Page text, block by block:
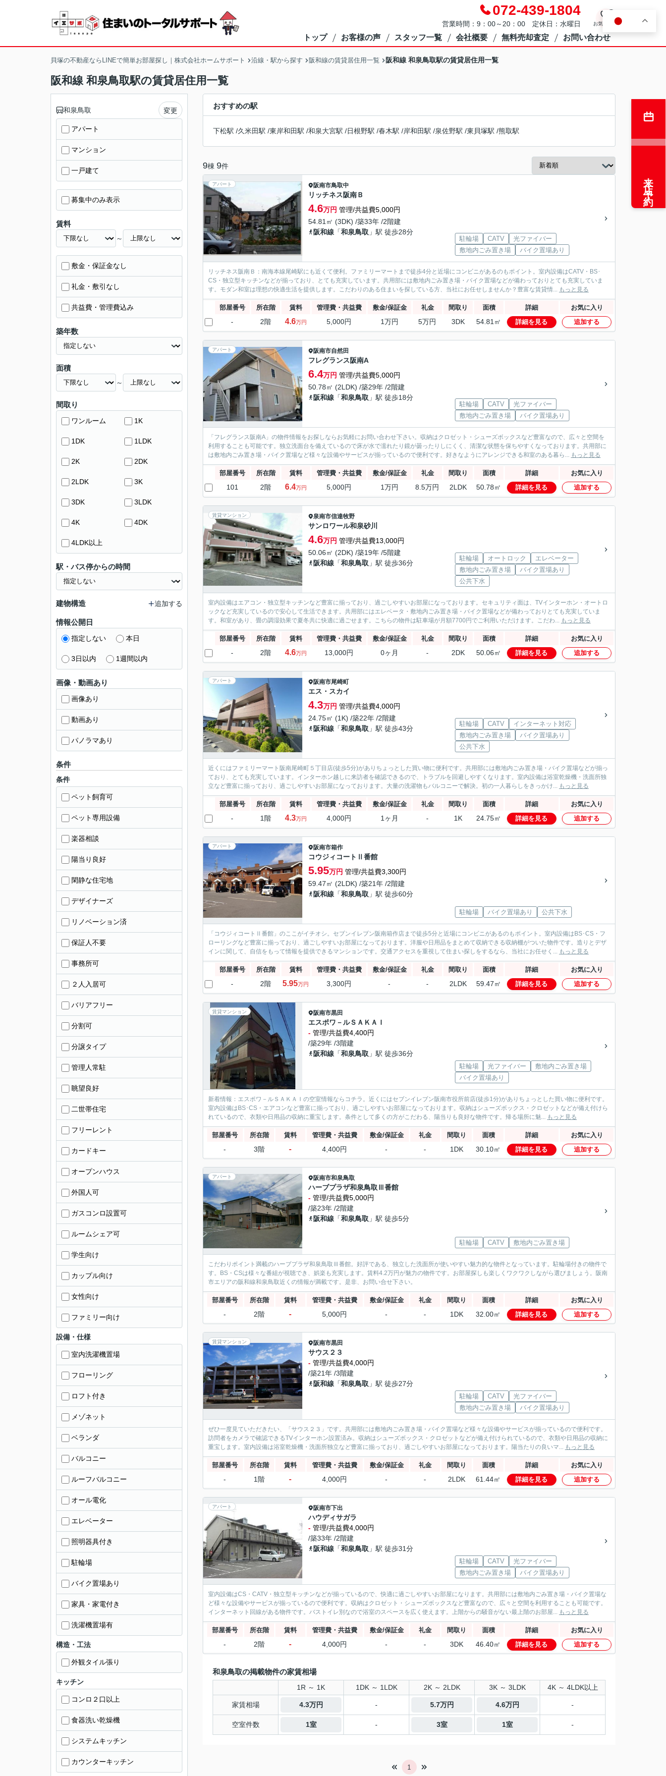
072-439-1804
営業時間：9：00～20：00 定休日：水曜日 お気に入り
トップ お客様の声 スタッフ一覧 会社概要 無料売却査定 お問い合わせ
貝塚の不動産ならLINEで簡単お部屋探し｜株式会社ホームサポート 沿線・駅から探す 阪和線の賃貸居住用一覧 阪和線 和泉鳥取駅の賃貸居住用一覧
阪和線 和泉鳥取駅の賃貸居住用一覧
おすすめの駅
下松駅 /久米田駅 /東岸和田駅 /和泉大宮駅 /日根野駅 /春木駅 /岸和田駅 /泉佐野駅 /東貝塚駅 /熊取駅
9棟 9件
アパート 阪南市鳥取中
リッチネス阪南Ｂ
4.6万円 管理/共益費5,000円
54.81㎡ (3DK) /築33年 /2階建
阪和線 「和泉鳥取 」駅 徒歩28分
駐輪場 CATV
光ファイバー
敷地内ごみ置き場
バイク置場あり
リッチネス阪南Ｂ：南海本線尾崎駅にも近くて便利。ファミリーマートまで徒歩4分と近場にコンビニがあるのもポイント。室内設備はCATV・BS･
CS・独立型キッチンなどが揃っており、とても充実しています。共用部には敷地内ごみ置き場・バイク置場などが備わっておりとても充実していま
す。モダン和室は理想の快適生活を提供します。こだわりのある住まいを探している方、当社にお任せしませんか？豊富な賃貸情... もっと見る
部屋番号 所在階 賃料 管理費・共益費 敷金/保証金 礼金 間取り 面積 詳細 お気に入り
- 2階 4.6万円 5,000円 1万円 5万円 3DK 54.81㎡ 詳細を見る 追加する
アパート 阪南市自然田
フレグランス阪南A
6.4万円 管理/共益費5,000円
50.78㎡ (2LDK) /築29年 /2階建
阪和線 「和泉鳥取 」駅 徒歩18分
駐輪場 CATV
光ファイバー
敷地内ごみ置き場
バイク置場あり
「フレグランス阪南A」の物件情報をお探しならお気軽にお問い合わせ下さい。収納はクロゼット・シューズボックスなど豊富なので、広々と空間を
利用することも可能です。独立洗面台を備えているので床が水で濡れたり鏡が曇ったりしにくく、清潔な状態を保ちやすくなっております。共用部に
は敷地内ごみ置き場・バイク置場など様々な設備やサービスが揃っているので便利です。好きなようにアレンジできる和室のある暮ら... もっと見る
部屋番号 所在階 賃料 管理費・共益費 敷金/保証金 礼金 間取り 面積 詳細 お気に入り
101 2階 6.4万円 5,000円 1万円 8.5万円 2LDK 50.78㎡ 詳細を見る 追加する
賃貸マンション 泉南市信達牧野
サンロワール和泉砂川
4.6万円 管理/共益費13,000円
50.06㎡ (2DK) /築19年 /5階建
阪和線 「和泉鳥取 」駅 徒歩36分
駐輪場 オートロック
エレベーター
敷地内ごみ置き場
バイク置場あり
公共下水
室内設備はエアコン・独立型キッチンなど豊富に揃っており、過ごしやすいお部屋になっております。セキュリティ面は、TVインターホン・オートロ
ックなど充実しているので安心して生活できます。共用部にはエレベータ・敷地内ごみ置き場・バイク置場などが備わっておりとても充実していま
す。和室があり、畳の調湿効果で夏冬共に快適に過ごせます。こちらの物件は駐車場が月額7700円でご利用いただけます。こだわ... もっと見る
部屋番号 所在階 賃料 管理費・共益費 敷金/保証金 礼金 間取り 面積 詳細 お気に入り
- 2階 4.6万円 13,000円 0ヶ月 - 2DK 50.06㎡ 詳細を見る 追加する
アパート 阪南市尾崎町
エス・スカイ
4.3万円 管理/共益費4,000円
24.75㎡ (1K) /築22年 /2階建
阪和線 「和泉鳥取 」駅 徒歩43分
駐輪場 CATV
インターネット対応
敷地内ごみ置き場
バイク置場あり
公共下水
近くにはファミリーマート阪南尾崎町５丁目店(徒歩5分)がありちょっとした買い物に便利です。共用部には敷地内ごみ置き場・バイク置場などが揃っ
ており、とても充実しています。インターホン越しに来訪者を確認できるので、トラブルを回避しやすくなります。室内設備は浴室乾燥機・洗面所独
立など豊富に揃っており、過ごしやすいお部屋になっております。大量の洗濯物もバルコニーで解決。初の一人暮らしをきっかけ... もっと見る
部屋番号 所在階 賃料 管理費・共益費 敷金/保証金 礼金 間取り 面積 詳細 お気に入り
- 1階 4.3万円 4,000円 1ヶ月 - 1K 24.75㎡ 詳細を見る 追加する
アパート 阪南市箱作
コウジィコートⅡ番館
5.95万円 管理/共益費3,300円
59.47㎡ (2LDK) /築21年 /2階建
阪和線 「和泉鳥取 」駅 徒歩60分
駐輪場 バイク置場あり 公共下水
「コウジィコートⅡ番館」のここがイチオシ。セブンイレブン阪南箱作店まで徒歩5分と近場にコンビニがあるのもポイント。室内設備はBS･CS・フ
ローリングなど豊富に揃っており、過ごしやすいお部屋になっております。洋服や日用品をまとめて収納できる収納棚がついた物件です。造りとデザ
インに関して、自信をもって情報を提供できるマンションです。交通アクセスを重視して住まい探しをするなら、当社にお任せく... もっと見る
部屋番号 所在階 賃料 管理費・共益費 敷金/保証金 礼金 間取り 面積 詳細 お気に入り
- 2階 5.95万円 3,300円 - - 2LDK 59.47㎡ 詳細を見る 追加する
賃貸マンション 阪南市黒田
エスポワ－ルＳＡＫＡＩ
- 管理/共益費4,400円
/築29年 /3階建
阪和線 「和泉鳥取 」駅 徒歩36分
駐輪場 光ファイバー
敷地内ごみ置き場
バイク置場あり
新着情報：エスポワ－ルＳＡＫＡＩの空室情報ならコチラ。近くにはセブンイレブン阪南市役所前店(徒歩1分)がありちょっとした買い物に便利です。
室内設備はBS･CS・エアコンなど豊富に揃っており、過ごしやすいお部屋になっております。収納はシューズボックス・クロゼットなどが備え付けら
れているので、衣類や日用品の収納に重宝します。条件として多くの方がこだわる、陽当りも良好な物件です。帰る場所に魅... もっと見る
部屋番号 所在階 賃料 管理費・共益費 敷金/保証金 礼金 間取り 面積 詳細 お気に入り
- 3階 - 4,400円 - - 1DK 30.10㎡ 詳細を見る 追加する
アパート 阪南市和泉鳥取
ハーブプラザ和泉鳥取Ⅲ番館
- 管理/共益費5,000円
/築23年 /2階建
阪和線 「和泉鳥取 」駅 徒歩5分
駐輪場 CATV 敷地内ごみ置き場
こだわりポイント満載のハーブプラザ和泉鳥取Ⅲ番館。好評である、独立した洗面所が使いやすい魅力的な物件となっています。駐輪場付きの物件で
す。BS・CSは様々な番組が視聴でき、娯楽も充実します。賃料4.2万円が魅力の物件です。お部屋探しも楽しくワクワクしながら選びましょう。阪南
市エリアの阪和線和泉鳥取近くの情報が満載です。是非、お問い合せ下さい。
部屋番号 所在階 賃料 管理費・共益費 敷金/保証金 礼金 間取り 面積 詳細 お気に入り
- 2階 - 5,000円 - - 1DK 32.00㎡ 詳細を見る 追加する
賃貸マンション 阪南市黒田
サウス２３
- 管理/共益費4,000円
/築21年 /3階建
阪和線 「和泉鳥取 」駅 徒歩27分
駐輪場 CATV
光ファイバー
敷地内ごみ置き場
バイク置場あり
ぜひ一度見ていただきたい、「サウス２３」です。共用部には敷地内ごみ置き場・バイク置場など様々な設備やサービスが揃っているので便利です。
訪問者をカメラで確認できるTVインターホン設置済み。収納はシューズボックス・クロゼットなどが備え付けられているので、衣類や日用品の収納に
重宝します。室内設備は浴室乾燥機・洗面所独立など豊富に揃っており、過ごしやすいお部屋になっております。陽当たりの良いマ... もっと見る
部屋番号 所在階 賃料 管理費・共益費 敷金/保証金 礼金 間取り 面積 詳細 お気に入り
- 1階 - 4,000円 - - 2LDK 61.44㎡ 詳細を見る 追加する
アパート 阪南市下出
ハウディサガラ
- 管理/共益費4,000円
/築33年 /2階建
阪和線 「和泉鳥取 」駅 徒歩31分
駐輪場 CATV
光ファイバー
敷地内ごみ置き場
バイク置場あり
室内設備はCS・CATV・独立型キッチンなどが揃っているので、快適に過ごしやすいお部屋になります。共用部には敷地内ごみ置き場・バイク置場な
ど様々な設備やサービスが揃っているので便利です。収納はクロゼット・シューズボックスなど豊富なので、広々と空間を利用することも可能です。
インターネット回線がある物件です。バストイレ別なので浴室のスペースを広く使えます。上階からの騒音がない最上階のお部屋... もっと見る
部屋番号 所在階 賃料 管理費・共益費 敷金/保証金 礼金 間取り 面積 詳細 お気に入り
- 2階 - 4,000円 - - 3DK 46.40㎡ 詳細を見る 追加する
和泉鳥取の掲載物件の家賃相場
1R ～ 1K 1DK ～ 1LDK 2K ～ 2LDK 3K ～ 3LDK 4K ～ 4LDK以上
家賃相場 4.3万円 - 5.7万円 4.6万円 -
空室件数 1室 - 3室 1室 -
1
和泉鳥取 変更
アパート
マンション
一戸建て
募集中のみ表示
賃料
～
敷金・保証金なし
礼金・敷引なし
共益費・管理費込み
築年数
面積
～
間取り
ワンルーム 1K
1DK 1LDK
2K 2DK
2LDK 3K
3DK 3LDK
4K 4DK
4LDK以上
駅・バス停からの時間
建物構造 追加する
情報公開日
指定しない 本日
3日以内 1週間以内
画像・動画あり
画像あり
動画あり
パノラマあり
条件
条件
ペット飼育可
ペット専用設備
楽器相談
陽当り良好
閑静な住宅地
デザイナーズ
リノベーション済
保証人不要
事務所可
２人入居可
バリアフリー
分割可
分譲タイプ
管理人常駐
眺望良好
二世帯住宅
フリーレント
カードキー
オープンハウス
外国人可
ガスコンロ設置可
ルームシェア可
学生向け
カップル向け
女性向け
ファミリー向け
設備・仕様
室内洗濯機置場
フローリング
ロフト付き
メゾネット
ベランダ
バルコニー
ルーフバルコニー
オール電化
エレベーター
照明器具付き
駐輪場
バイク置場あり
家具・家電付き
洗濯機置場有
構造・工法
外観タイル張り
キッチン
コンロ２口以上
食器洗い乾燥機
システムキッチン
カウンターキッチン
来店予約